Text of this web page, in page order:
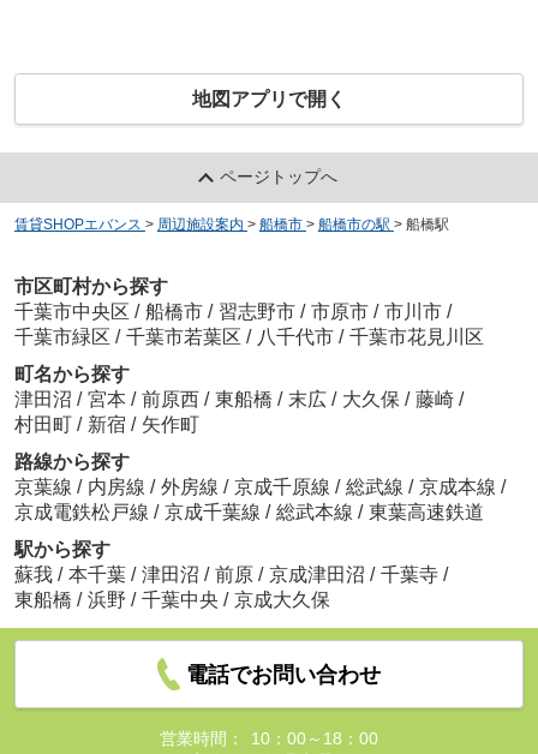
地図アプリで開く
ページトップへ
賃貸SHOPエバンス > 周辺施設案内 > 船橋市 > 船橋市の駅 > 船橋駅
市区町村から探す
千葉市中央区 / 船橋市 / 習志野市 / 市原市 / 市川市 /
千葉市緑区 / 千葉市若葉区 / 八千代市 / 千葉市花見川区
町名から探す
津田沼 / 宮本 / 前原西 / 東船橋 / 末広 / 大久保 / 藤崎 /
村田町 / 新宿 / 矢作町
路線から探す
京葉線 / 内房線 / 外房線 / 京成千原線 / 総武線 / 京成本線 /
京成電鉄松戸線 / 京成千葉線 / 総武本線 / 東葉高速鉄道
駅から探す
蘇我 / 本千葉 / 津田沼 / 前原 / 京成津田沼 / 千葉寺 /
東船橋 / 浜野 / 千葉中央 / 京成大久保
電話でお問い合わせ
営業時間：
10：00～18：00